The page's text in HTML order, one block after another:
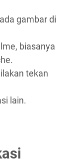
gambar di
biasanya
tekan
lain.